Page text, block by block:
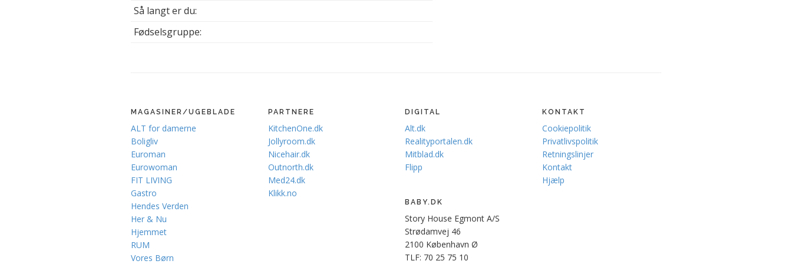
Så langt er du:
Fødselsgruppe:
MAGASINER/UGEBLADE
ALT for damerne
Boligliv
Euroman
Eurowoman
FIT LIVING
Gastro
Hendes Verden
Her & Nu
Hjemmet
RUM
Vores Børn
PARTNERE
KitchenOne.dk
Jollyroom.dk
Nicehair.dk
Outnorth.dk
Med24.dk
Klikk.no
DIGITAL
Alt.dk
Realityportalen.dk
Mitblad.dk
Flipp
KONTAKT
Cookiepolitik
Privatlivspolitik
Retningslinjer
Kontakt
Hjælp
BABY.DK
Story House Egmont A/S
Strødamvej 46
2100 København Ø
TLF: 70 25 75 10